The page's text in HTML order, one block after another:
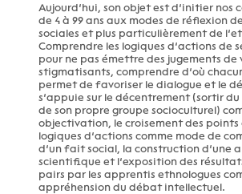
Aujourd’hui, son objet est d’initier nos
de 4 à 99 ans aux modes de réflexion
sociales et plus particulièrement de
Comprendre les logiques d’actions de
pour ne pas émettre des jugements de
stigmatisants, comprendre d’où
permet de favoriser le dialogue et le
s’appuie sur le décentrement (sortir
de son propre groupe socioculturel)
objectivation, le croisement des points
logiques d’actions comme mode de
d’un fait social, la construction d’une
scientifique et l’exposition des
pairs par les apprentis ethnologues
appréhension du débat intellectuel.